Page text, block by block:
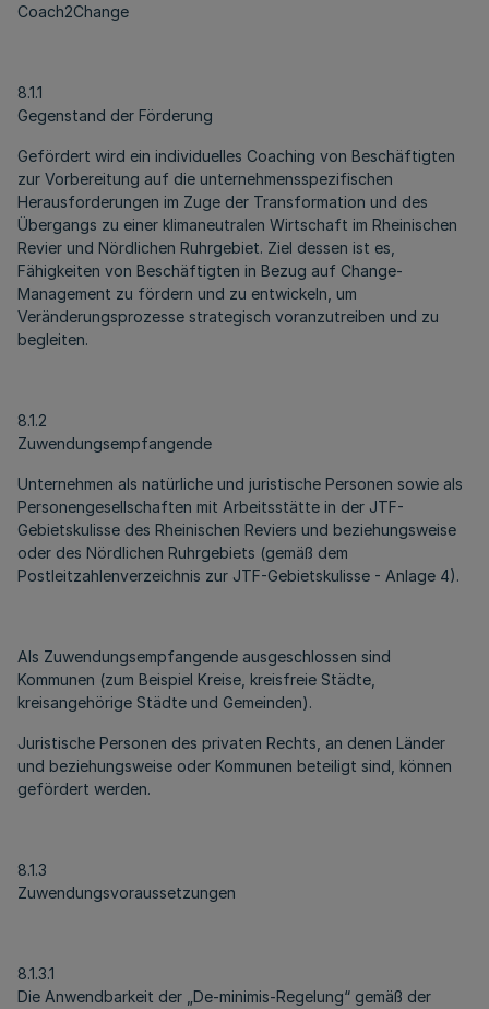
Coach2Change
8.1.1
Gegenstand der Förderung
Gefördert wird ein individuelles Coaching von Beschäftigten
zur Vorbereitung auf die unternehmensspezifischen
Herausforderungen im Zuge der Transformation und des
Übergangs zu einer klimaneutralen Wirtschaft im Rheinischen
Revier und Nördlichen Ruhrgebiet. Ziel dessen ist es,
Fähigkeiten von Beschäftigten in Bezug auf Change-
Management zu fördern und zu entwickeln, um
Veränderungsprozesse strategisch voranzutreiben und zu
begleiten.
8.1.2
Zuwendungsempfangende
Unternehmen als natürliche und juristische Personen sowie als
Personengesellschaften mit Arbeitsstätte in der JTF-
Gebietskulisse des Rheinischen Reviers und beziehungsweise
oder des Nördlichen Ruhrgebiets (gemäß dem
Postleitzahlenverzeichnis zur JTF-Gebietskulisse - Anlage 4).
Als Zuwendungsempfangende ausgeschlossen sind
Kommunen (zum Beispiel Kreise, kreisfreie Städte,
kreisangehörige Städte und Gemeinden).
Juristische Personen des privaten Rechts, an denen Länder
und beziehungsweise oder Kommunen beteiligt sind, können
gefördert werden.
8.1.3
Zuwendungsvoraussetzungen
8.1.3.1
Die Anwendbarkeit der „De-minimis-Regelung“ gemäß der